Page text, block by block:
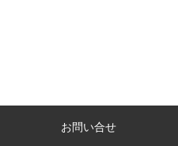
お問い合せ